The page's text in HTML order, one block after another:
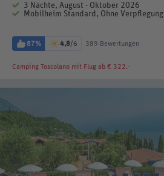
3 Nächte, August - Oktober 2026
Mobilheim Standard, Ohne Verpflegung
87% 4,8/6 389 Bewertungen
Camping Toscolano mit Flug ab € 322.-